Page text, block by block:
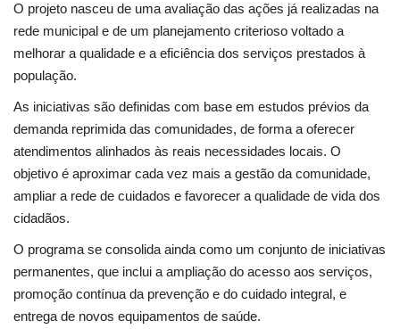
O projeto nasceu de uma avaliação das ações já realizadas na
rede municipal e de um planejamento criterioso voltado a
melhorar a qualidade e a eficiência dos serviços prestados à
população.
As iniciativas são definidas com base em estudos prévios da
demanda reprimida das comunidades, de forma a oferecer
atendimentos alinhados às reais necessidades locais. O
objetivo é aproximar cada vez mais a gestão da comunidade,
ampliar a rede de cuidados e favorecer a qualidade de vida dos
cidadãos.
O programa se consolida ainda como um conjunto de iniciativas
permanentes, que inclui a ampliação do acesso aos serviços,
promoção contínua da prevenção e do cuidado integral, e
entrega de novos equipamentos de saúde.